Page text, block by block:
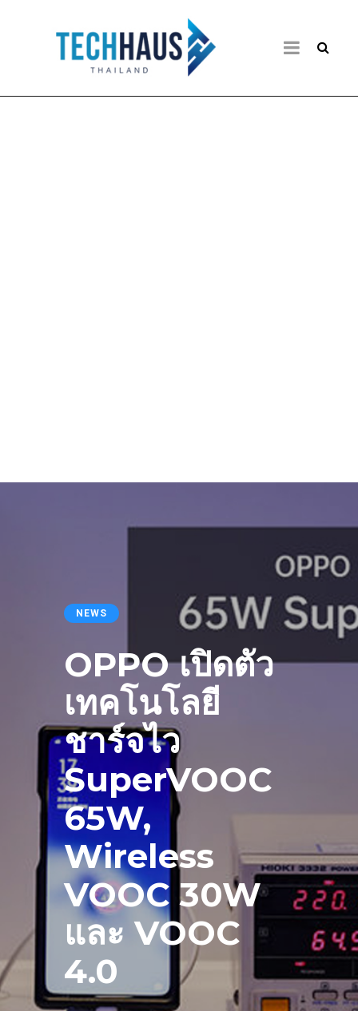
NEWS
OPPO เปิดตัว
เทคโนโลยี
ชาร์จไว
SuperVOOC
65W,
Wireless
VOOC 30W
และ VOOC
4.0